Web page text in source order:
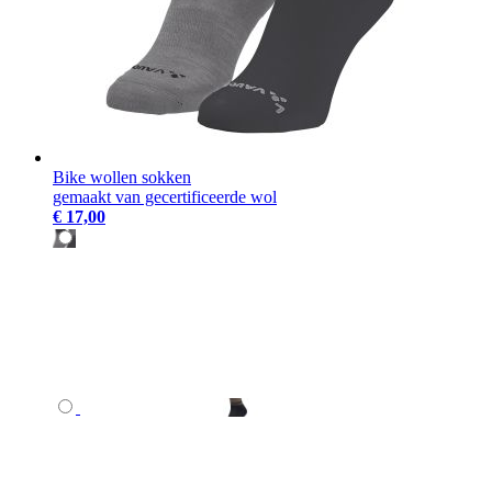
Bike wollen sokken
gemaakt van gecertificeerde wol
€ 17,00